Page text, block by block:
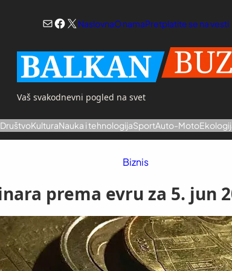
Mail
Facebook
X NaslovnaO namaPretplatite se na vesti
Vaš svakodnevni pogled na svet
DruštvoKulturaNauka i tehnologijaSportAuto-Moto
Biznis
prema evru za 5. jun